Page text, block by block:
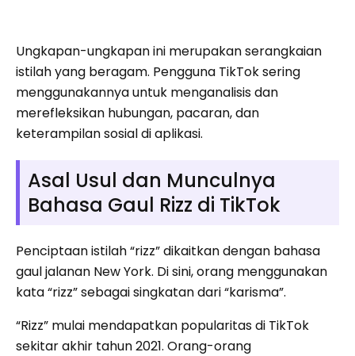
Ungkapan-ungkapan ini merupakan serangkaian
istilah yang beragam. Pengguna TikTok sering
menggunakannya untuk menganalisis dan
merefleksikan hubungan, pacaran, dan
keterampilan sosial di aplikasi.
Asal Usul dan Munculnya
Bahasa Gaul Rizz di TikTok
Penciptaan istilah “rizz” dikaitkan dengan bahasa
gaul jalanan New York. Di sini, orang menggunakan
kata “rizz” sebagai singkatan dari “karisma”.
“Rizz” mulai mendapatkan popularitas di TikTok
sekitar akhir tahun 2021. Orang-orang